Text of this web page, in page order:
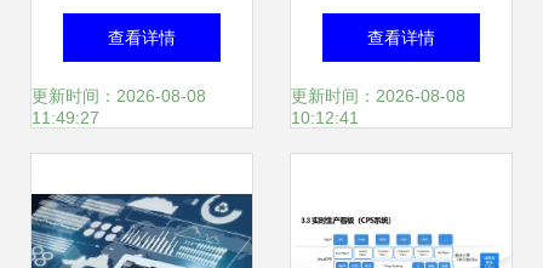
的信息化走向 信息
系统集成服务引领
查看详情
更新时间：2026-08-08
11:49:27
家企业荣膺省工业
互联网标杆工厂，
成转型关键
查看详情
更新时间：2026-08-08
10:12:41